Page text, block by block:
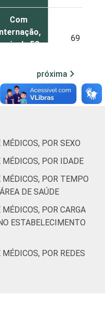
Com
de 50
69
Não
classificado
60
36 a 50
anos
anos ou
mais
Capital 70
. Dados coletados
próxima
POR SEXO
POR IDADE
POR TEMPO
DE SAÚDE
POR CARGA
ESTABELECIMENTO
POR REDES